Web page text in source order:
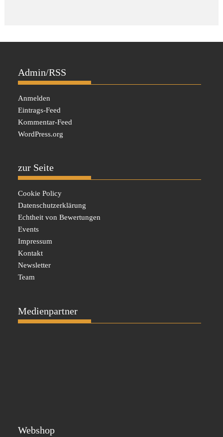
Admin/RSS
Anmelden
Eintrags-Feed
Kommentar-Feed
WordPress.org
zur Seite
Cookie Policy
Datenschutzerklärung
Echtheit von Bewertungen
Events
Impressum
Kontakt
Newsletter
Team
Medienpartner
Webshop